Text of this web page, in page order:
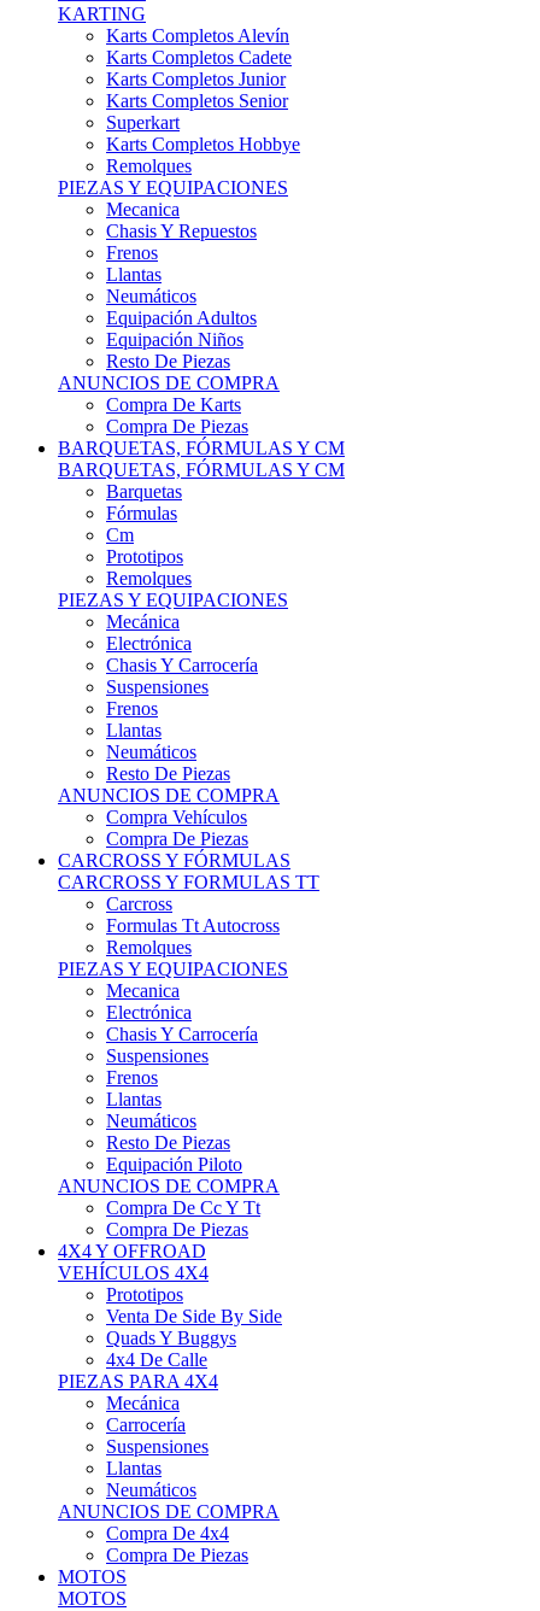
Karts Completos Alevín
Karts Completos Cadete
Karts Completos Junior
Karts Completos Senior
Superkart
Karts Completos Hobbye
Remolques
PIEZAS Y EQUIPACIONES
Mecanica
Chasis Y Repuestos
Frenos
Llantas
Neumáticos
Equipación Adultos
Equipación Niños
Resto De Piezas
ANUNCIOS DE COMPRA
Compra De Karts
Compra De Piezas
BARQUETAS, FÓRMULAS Y CM
BARQUETAS, FÓRMULAS Y CM
Barquetas
Fórmulas
Cm
Prototipos
Remolques
PIEZAS Y EQUIPACIONES
Mecánica
Electrónica
Chasis Y Carrocería
Suspensiones
Frenos
Llantas
Neumáticos
Resto De Piezas
ANUNCIOS DE COMPRA
Compra Vehículos
Compra De Piezas
CARCROSS Y FÓRMULAS
CARCROSS Y FORMULAS TT
Carcross
Formulas Tt Autocross
Remolques
PIEZAS Y EQUIPACIONES
Mecanica
Electrónica
Chasis Y Carrocería
Suspensiones
Frenos
Llantas
Neumáticos
Resto De Piezas
Equipación Piloto
ANUNCIOS DE COMPRA
Compra De Cc Y Tt
Compra De Piezas
4X4 Y OFFROAD
VEHÍCULOS 4X4
Prototipos
Venta De Side By Side
Quads Y Buggys
4x4 De Calle
PIEZAS PARA 4X4
Mecánica
Carrocería
Suspensiones
Llantas
Neumáticos
ANUNCIOS DE COMPRA
Compra De 4x4
Compra De Piezas
MOTOS
MOTOS
Motos De Circuito